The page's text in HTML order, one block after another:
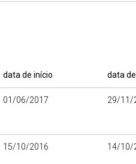
data de início data
01/06/2017 29/11/
15/10/2016 14/10/